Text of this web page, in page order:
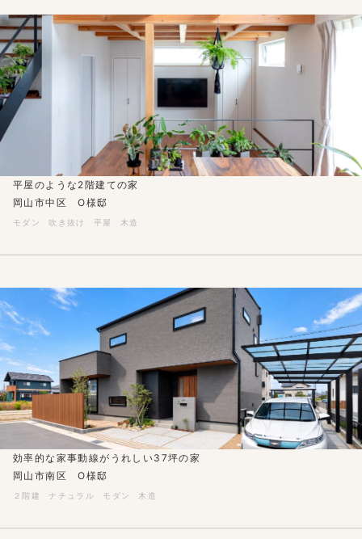
モダン 吹き抜け 平屋 木造
平屋のような2階建ての家
岡山市中区 O様邸
２階建 ナチュラル モダン 木造
効率的な家事動線がうれしい37坪の家
岡山市南区 O様邸